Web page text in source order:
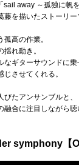
away ～孤独に帆を
を描いたストーリー
高の作業。
れ動き。
なギターサウンドに乗
させてくれる。
たアンサンブルと、
合に注目しながら聴
symphony【